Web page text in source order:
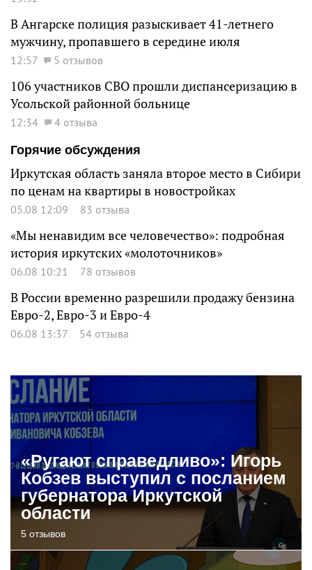
В Ангарске полиция разыскивает 41-летнего
мужчину, пропавшего в середине июля
12:57 5 отзывов
106 участников СВО прошли диспансеризацию в
Усольской районной больнице
12:34
4 отзыва
Горячие обсуждения
Иркутская область заняла второе место в Сибири
по ценам на квартиры в новостройках
05.08 12:09 83 отзыва
«Мы ненавидим все человечество»: подробная
история иркутских «молоточников»
06.08 10:21 78 отзывов
В России временно разрешили продажу бензина
Евро-2, Евро-3 и Евро-4
06.08 13:37 54 отзыва
«Ругают справедливо»: Игорь
Кобзев выступил с посланием
губернатора Иркутской
области
5 отзывов